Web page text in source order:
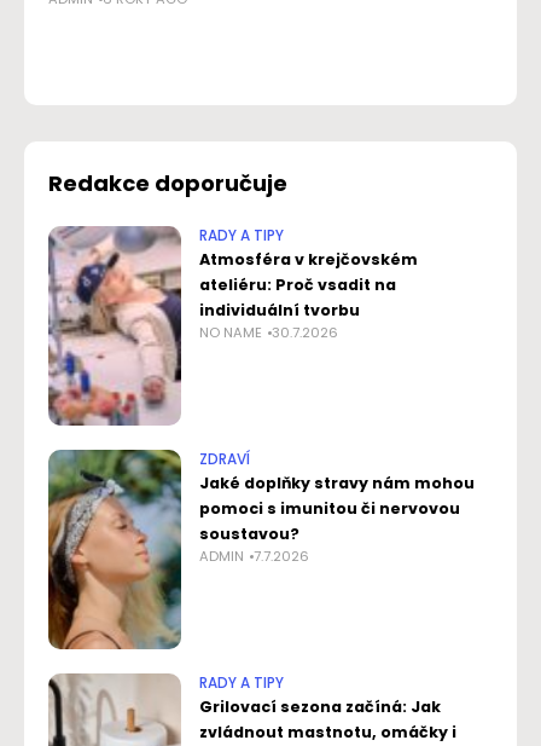
Redakce doporučuje
RADY A TIPY
Atmosféra v krejčovském
ateliéru: Proč vsadit na
individuální tvorbu
NO NAME 30.7.2026
ZDRAVÍ
Jaké doplňky stravy nám mohou
pomoci s imunitou či nervovou
soustavou?
ADMIN 7.7.2026
RADY A TIPY
Grilovací sezona začíná: Jak
zvládnout mastnotu, omáčky i